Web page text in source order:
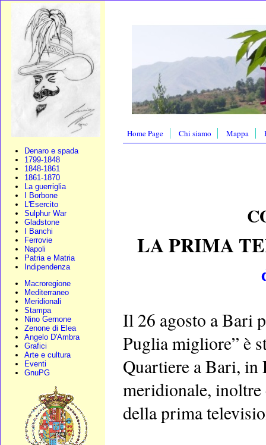
Denaro e spada
1799-1848
1848-1861
1861-1870
La guerriglia
I Borbone
L'Esercito
Sulphur War
Gladstone
I Banchi
Ferrovie
Napoli
Patria e Matria
Indipendenza
Macroregione
Mediterraneo
Meridionali
Stampa
Nino Gernone
Zenone di Elea
Angelo D'Ambra
Grafici
Arte e cultura
Eventi
GnuPG
Home Page Chi siamo Mappa
LA PRIMA
Il 26 agosto a Bari
Puglia migliore” è
Quartiere a Bari, in
meridionale, inoltre
della prima